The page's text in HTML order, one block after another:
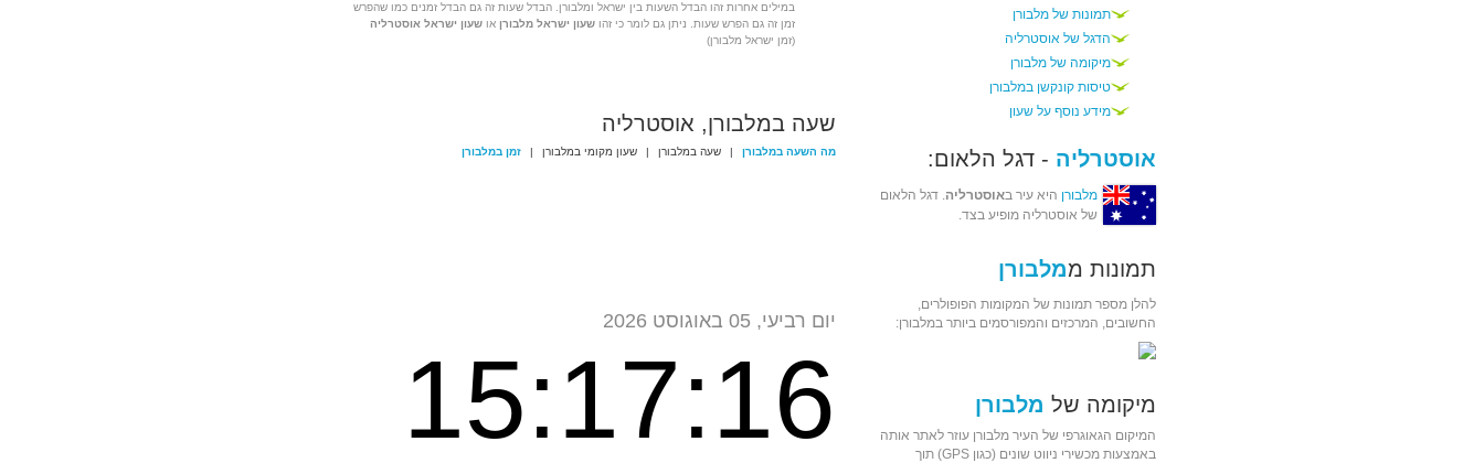
תמונות של מלבורן
הדגל של אוסטרליה
מיקומה של מלבורן
טיסות קונקשן במלבורן
מידע נוסף על שעון
אוסטרליה - דגל הלאום:
מלבורן היא עיר באוסטרליה. דגל הלאום
של אוסטרליה מופיע בצד.
תמונות ממלבורן
להלן מספר תמונות של המקומות הפופולרים,
החשובים, המרכזים והמפורסמים ביותר במלבורן:
מיקומה של מלבורן
המיקום הגאוגרפי של העיר מלבורן עוזר לאתר אותה
באמצעות מכשירי ניווט שונים (כגון GPS) תוך
במילים אחרות זהו הבדל השעות בין ישראל ומלבורן. הבדל שעות זה גם הבדל זמנים כמו שהפרש
זמן זה גם הפרש שעות. ניתן גם לומר כי זהו שעון ישראל מלבורן או שעון ישראל אוסטרליה
(זמן ישראל מלבורן)
שעה במלבורן, אוסטרליה
מה השעה במלבורן | שעה במלבורן | שעון מקומי במלבורן | זמן במלבורן
יום רביעי, 05 באוגוסט 2026
15:17:16